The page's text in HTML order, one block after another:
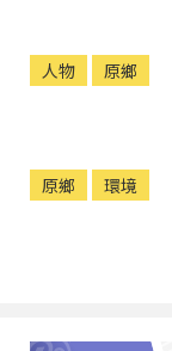
人物 原鄉
原鄉 環境